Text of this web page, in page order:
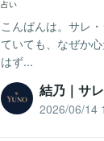
占い
こんばんは。サレ
ていても、なぜか
はず...
結乃｜サ
2026/06/14